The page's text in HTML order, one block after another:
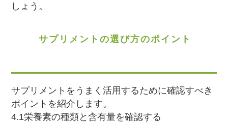
しょう。
サプリメントの選び方のポイント
サプリメントをうまく活用するために確認すべき
ポイントを紹介します。
4.1栄養素の種類と含有量を確認する